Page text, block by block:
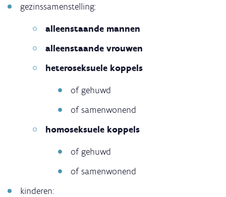
gezinssamenstelling:
alleenstaande mannen
alleenstaande vrouwen
heteroseksuele koppels
of gehuwd
​​​​​​​of samenwonend
homoseksuele koppels
​​​​​​​of gehuwd
​​​​​​​of samenwonend
kinderen: